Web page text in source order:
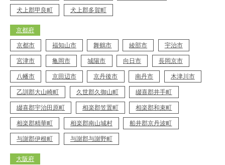
工事店番号 K27-AZT
犬上郡甲良町 犬上郡多賀町
京都府
京都市 福知山市 舞鶴市 綾部市 宇治市
宮津市 亀岡市 城陽市 向日市 長岡京市
八幡市 京田辺市 京丹後市 南丹市 木津川市
乙訓郡大山崎町 久世郡久御山町 綴喜郡井手町
綴喜郡宇治田原町 相楽郡笠置町 相楽郡和束町
相楽郡精華町 相楽郡南山城村 船井郡京丹波町
与謝郡伊根町 与謝郡与謝野町
大阪府